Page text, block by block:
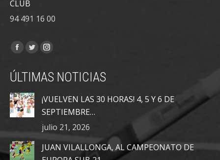
CLUB
94 491 16 00
Encuéntranos en:
Facebook
opens
in
new
window
Twitter
opens
in
new
window
Instagram
opens
new
window
ÚLTIMAS NOTICIAS
¡VUELVEN LAS 30 HORAS! 4, 5 Y 6 DE
SEPTIEMBRE…
julio 21, 2026
JUAN VILALLONGA, AL CAMPEONATO DE